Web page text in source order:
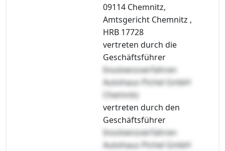
09114 Chemnitz,
Amtsgericht Chemnitz ,
HRB 17728
vertreten durch die
Geschäftsführer
Insolvenzverfahren
Autohaus Pichel GmbH
Chemnitz
vertreten durch den
Geschäftsführer
Insolvenzverfahren
Autohaus Pichel GmbH